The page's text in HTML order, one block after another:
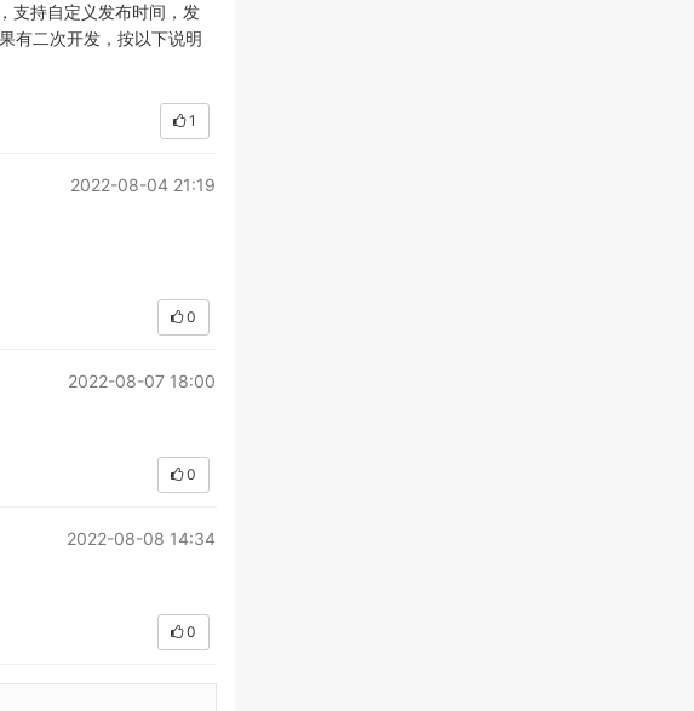
支持自定义发布时间，发
有二次开发，按以下说明
1
2022-08-04 21:19
0
2022-08-07 18:00
0
2022-08-08 14:34
0